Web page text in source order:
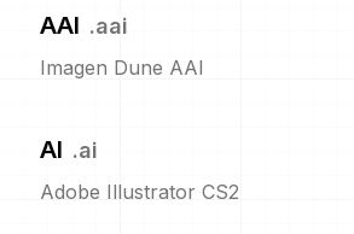
AAI .aai
Imagen Dune AAI
AI .ai
Adobe Illustrator CS2